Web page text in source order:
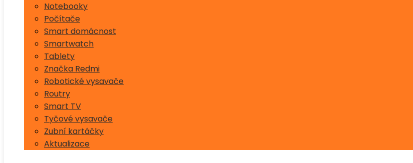
Notebooky
Počítače
Smart domácnost
Smartwatch
Tablety
Značka Redmi
Robotické vysavače
Routry
Smart TV
Tyčové vysavače
Zubní kartáčky
Aktualizace